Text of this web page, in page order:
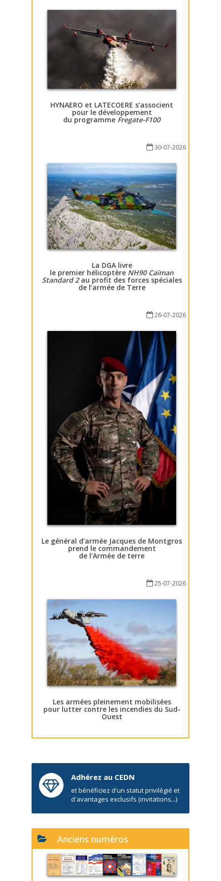
HYNAERO et LATECOERE s’associent
pour le développement
du programme Fregate-F100
30-07-2026
La DGA livre
le premier hélicoptère NH90 Caïman
Standard 2au profit des forces spéciales
de l’armée de Terre
26-07-2026
Le général d’armée Jacques de Montgros
prend le commandement
de l’Armée de terre
25-07-2026
Les armées pleinement mobilisées
pour lutter contre les incendies du Sud-
Ouest
Adhérez au CEDN
et bénéficiez d'un statut privilégié et
d'avantages exclusifs (invitations...)
Anciens numéros